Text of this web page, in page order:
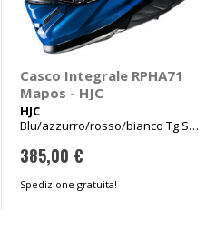
Casco Integrale RPHA71
Mapos - HJC
HJC
Blu/azzurro/rosso/bianco Tg S
385,00 €
Spedizione gratuita!